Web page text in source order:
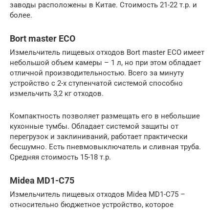
заводы расположены в Китае. Стоимость 21-22 т.р. и
более.
Bort master ECO
Измельчитель пищевых отходов Bort master ECO имеет
небольшой объем камеры – 1 л, но при этом обладает
отличной производительностью. Всего за минуту
устройство с 2-х ступенчатой системой способно
измельчить 3,2 кг отходов.
Компактность позволяет размещать его в небольшие
кухонные тумбы. Обладает системой защиты от
перегрузок и заклиниваний, работает практически
бесшумно. Есть пневмовыключатель и сливная труба.
Средняя стоимость 15-18 т.р.
Midea MD1-C75
Измельчитель пищевых отходов Midea MD1-C75 –
относительно бюджетное устройство, которое